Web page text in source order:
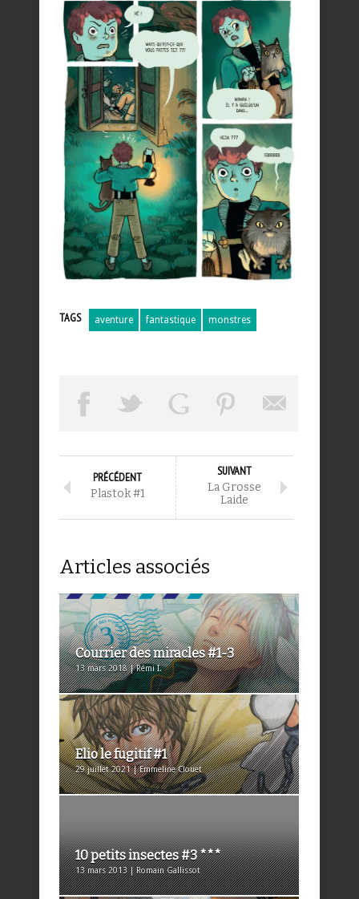
TAGS aventure fantastique monstres
PRÉCÉDENT
Plastok #1
SUIVANT
La Grosse
Laide
Articles associés
Courrier des miracles #1-3
13 mars 2018 | Rémi I.
Elio le fugitif #1
29 juillet 2021 | Emmeline Clouet
10 petits insectes #3 ***
13 mars 2013 | Romain Gallissot